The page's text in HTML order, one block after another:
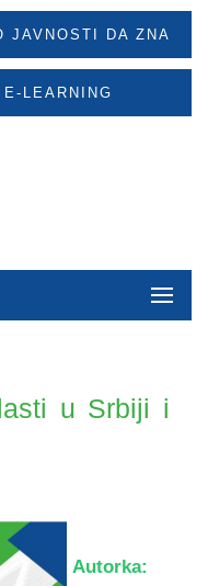
JAVNOSTI DA ZNA
E-LEARNING
u Srbiji i
Autorka: